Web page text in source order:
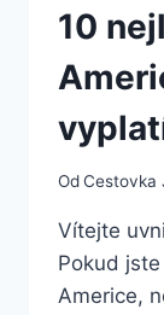
10
OdCestovka
Vítejte
Pokud
Americe,